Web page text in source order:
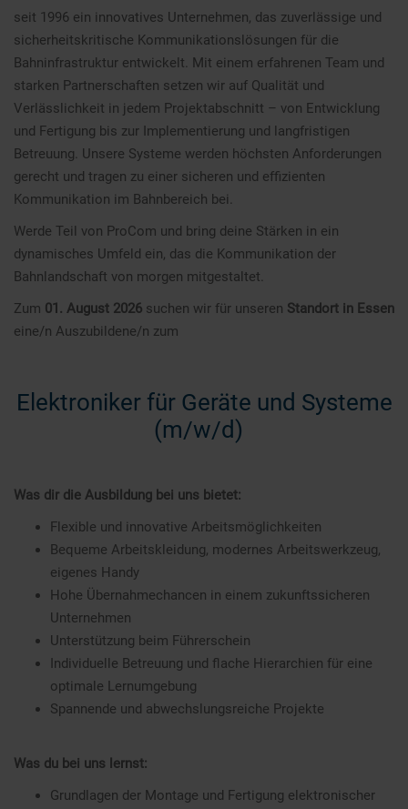
seit 1996 ein innovatives Unternehmen, das zuverlässige und
sicherheitskritische Kommunikationslösungen für die
Bahninfrastruktur entwickelt. Mit einem erfahrenen Team und
starken Partnerschaften setzen wir auf Qualität und
Verlässlichkeit in jedem Projektabschnitt – von Entwicklung
und Fertigung bis zur Implementierung und langfristigen
Betreuung. Unsere Systeme werden höchsten Anforderungen
gerecht und tragen zu einer sicheren und effizienten
Kommunikation im Bahnbereich bei.
Werde Teil von ProCom und bring deine Stärken in ein
dynamisches Umfeld ein, das die Kommunikation der
Bahnlandschaft von morgen mitgestaltet.
Zum 01. August 2026 suchen wir für unseren Standort in Essen
eine/n Auszubildene/n zum
Elektroniker für Geräte und Systeme
(m/w/d)
Was dir die Ausbildung bei uns bietet:
Flexible und innovative Arbeitsmöglichkeiten
Bequeme Arbeitskleidung, modernes Arbeitswerkzeug,
eigenes Handy
Hohe Übernahmechancen in einem zukunftssicheren
Unternehmen
Unterstützung beim Führerschein
Individuelle Betreuung und flache Hierarchien für eine
optimale Lernumgebung
Spannende und abwechslungsreiche Projekte
Was du bei uns lernst:
Grundlagen der Montage und Fertigung elektronischer